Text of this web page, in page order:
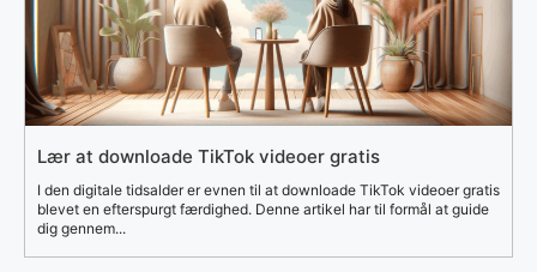
Lær at downloade TikTok videoer gratis
I den digitale tidsalder er evnen til at downloade TikTok videoer gratis
blevet en efterspurgt færdighed. Denne artikel har til formål at guide
dig gennem...